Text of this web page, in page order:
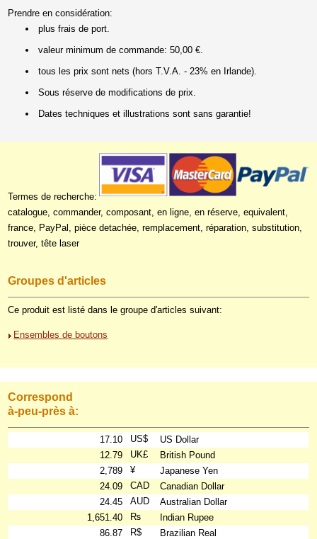
Prendre en considération:
plus frais de port.
valeur minimum de commande: 50,00 €.
tous les prix sont nets (hors T.V.A. - 23% en Irlande).
Sous réserve de modifications de prix.
Dates techniques et illustrations sont sans garantie!
Termes de recherche:
catalogue, commander, composant, en ligne, en réserve, equivalent,
france, PayPal, pièce detachée, remplacement, réparation, substitution,
trouver, tête laser
Groupes d'articles
Ce produit est listé dans le groupe d'articles suivant:
Ensembles de boutons
Correspond
à-peu-près à:
17.10 US$
US Dollar
12.79
UK£
British Pound
2,789
¥
Japanese Yen
24.09
CAD
Canadian Dollar
24.45
AUD
Australian Dollar
1,651.40
₨
Indian Rupee
86.87
R$
Brazilian Real